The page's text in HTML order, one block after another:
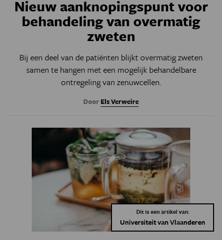
Nieuw aanknopingspunt voor
behandeling van overmatig
zweten
Bij een deel van de patiënten blijkt overmatig zweten
samen te hangen met een mogelijk behandelbare
ontregeling van zenuwcellen.
Door Els Verweire
Dit is een artikel van:
Universiteit van Vlaanderen